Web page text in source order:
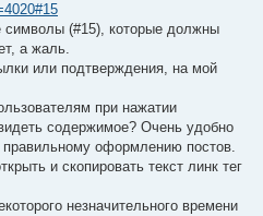
символы (#15), которые должны
а жаль.
или подтверждения, на мой
при нажатии
содержимое? Очень удобно
правильному оформлению постов.
и скопировать текст линк тег
незначительного времени